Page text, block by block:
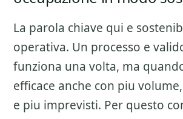
La parola chiave qui e
operativa. Un processo e
funziona una volta, ma
efficace anche con piu
e piu imprevisti. Per questo